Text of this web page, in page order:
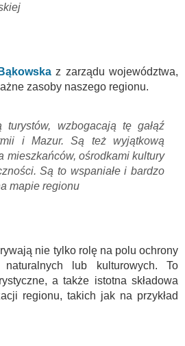
z zarządu województwa,
zasoby naszego regionu.
turystów, wzbogacają tę gałąź
i Mazur. Są też wyjątkową
mieszkańców, ośrodkami kultury
Są to wspaniałe i bardzo
mapie regionu
nie tylko rolę na polu ochrony
naturalnych lub kulturowych. To
a także istotna składowa
regionu, takich jak na przykład